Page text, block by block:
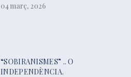
04 març, 2026
“SOBIRANISMES” .. O
INDEPENDÈNCIA.